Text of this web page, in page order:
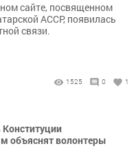
сайте, посвященном
АССР, появилась
связи.
1525 0 1
объяснят волонтеры